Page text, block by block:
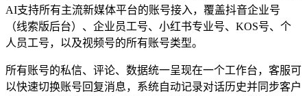
AI支持所有主流新媒体平台的账号接入，覆盖抖音企业号
（线索版后台）、企业员工号、小红书专业号、KOS号、个
人员工号，以及视频号的所有账号类型。
所有账号的私信、评论、数据统一呈现在一个工作台，客服可
以快速切换账号回复消息，系统自动记录对话历史并同步客户